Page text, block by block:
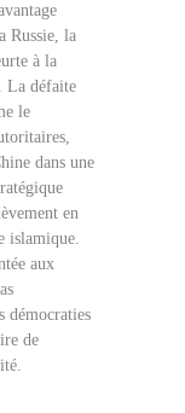
Russie, la
à la
La défaite
le
dans une
en
islamique.
aux
démocraties
de